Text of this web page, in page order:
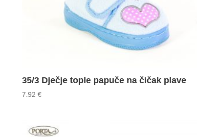
35/3 Dječje tople papuče na čičak plave
7.92 €